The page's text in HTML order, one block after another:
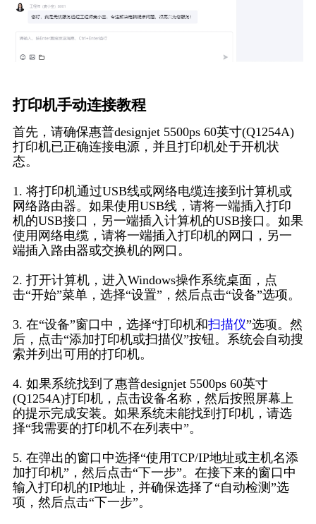
打印机手动连接教程
首先，请确保惠普designjet 5500ps 60英寸(Q1254A)
打印机已正确连接电源，并且打印机处于开机状
态。
1. 将打印机通过USB线或网络电缆连接到计算机或
网络路由器。如果使用USB线，请将一端插入打印
机的USB接口，另一端插入计算机的USB接口。如果
使用网络电缆，请将一端插入打印机的网口，另一
端插入路由器或交换机的网口。
2. 打开计算机，进入Windows操作系统桌面，点
击“开始”菜单，选择“设置”，然后点击“设备”选项。
3. 在“设备”窗口中，选择“打印机和扫描仪”选项。然
后，点击“添加打印机或扫描仪”按钮。系统会自动搜
索并列出可用的打印机。
4. 如果系统找到了惠普designjet 5500ps 60英寸
(Q1254A)打印机，点击设备名称，然后按照屏幕上
的提示完成安装。如果系统未能找到打印机，请选
择“我需要的打印机不在列表中”。
5. 在弹出的窗口中选择“使用TCP/IP地址或主机名添
加打印机”，然后点击“下一步”。在接下来的窗口中
输入打印机的IP地址，并确保选择了“自动检测”选
项，然后点击“下一步”。